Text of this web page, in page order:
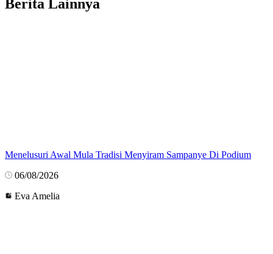
Berita Lainnya
Menelusuri Awal Mula Tradisi Menyiram Sampanye Di Podium
06/08/2026
Eva Amelia